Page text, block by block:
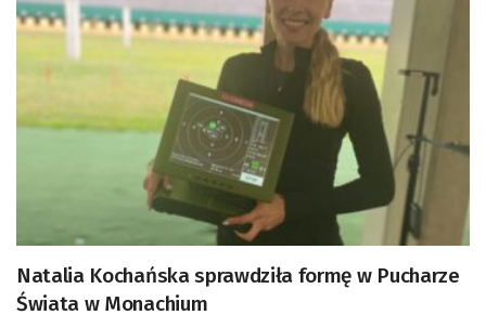
Natalia Kochańska sprawdziła formę w Pucharze
Świata w Monachium